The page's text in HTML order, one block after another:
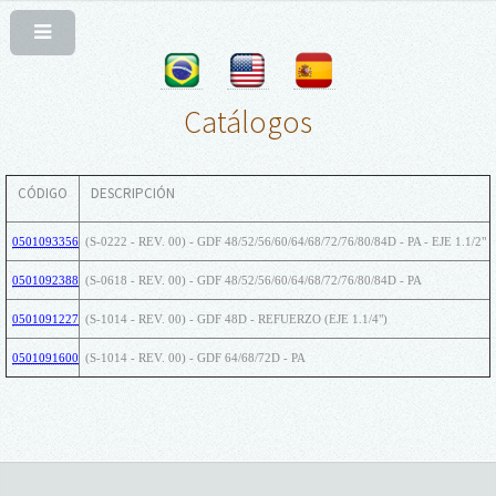
Catálogos
CÓDIGO DESCRIPCIÓN
0501093356 (S-0222 - REV. 00) - GDF 48/52/56/60/64/68/72/76/80/84D - PA - EJE 1.1/2"
0501092388 (S-0618 - REV. 00) - GDF 48/52/56/60/64/68/72/76/80/84D - PA
0501091227 (S-1014 - REV. 00) - GDF 48D - REFUERZO (EJE 1.1/4")
0501091600 (S-1014 - REV. 00) - GDF 64/68/72D - PA